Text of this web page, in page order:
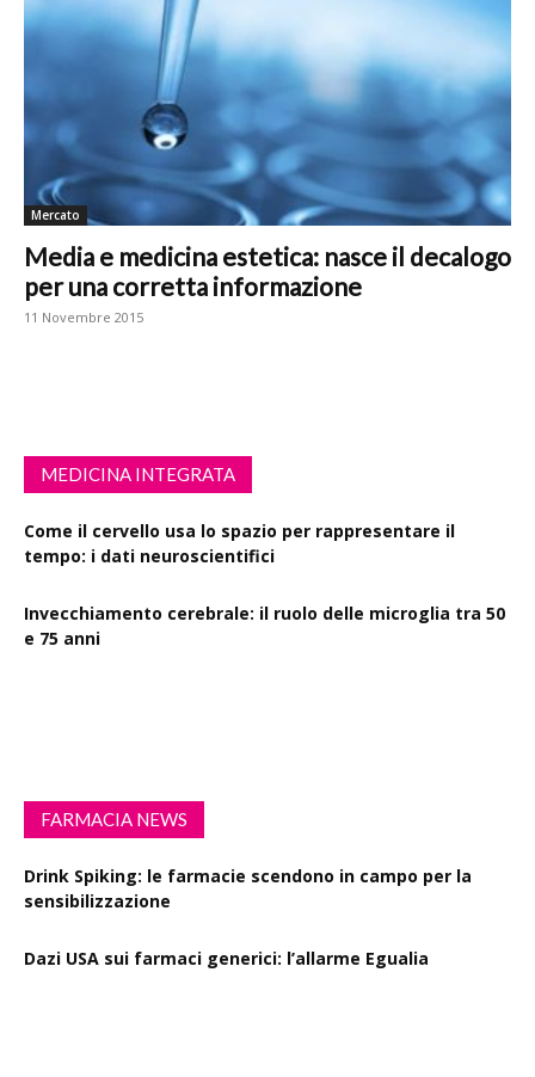
Mercato
Media e medicina estetica: nasce il decalogo
per una corretta informazione
11 Novembre 2015
MEDICINA INTEGRATA
Come il cervello usa lo spazio per rappresentare il
tempo: i dati neuroscientifici
Invecchiamento cerebrale: il ruolo delle microglia tra 50
e 75 anni
FARMACIA NEWS
Drink Spiking: le farmacie scendono in campo per la
sensibilizzazione
Dazi USA sui farmaci generici: l’allarme Egualia